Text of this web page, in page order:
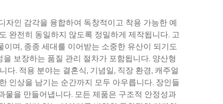
자인 감각을 융합하여 독창적이고 착용 가능한 예
완전히 동일하지 않도록 정밀하게 제작됩니다. 고
며, 종종 세대를 이어받는 소중한 유산이 되기도
보장하는 품질 관리 절차가 포함됩니다. 양산형
. 적용 분야는 결혼식, 기념일, 직장 환경, 캐주얼
인상을 남기는 순간까지 모두 아우릅니다. 장인들
물을 만들어냅니다. 모든 제품은 구조적 안정성과